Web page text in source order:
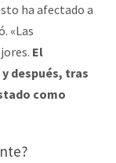
ha afectado a
«Las
El
después, tras
como